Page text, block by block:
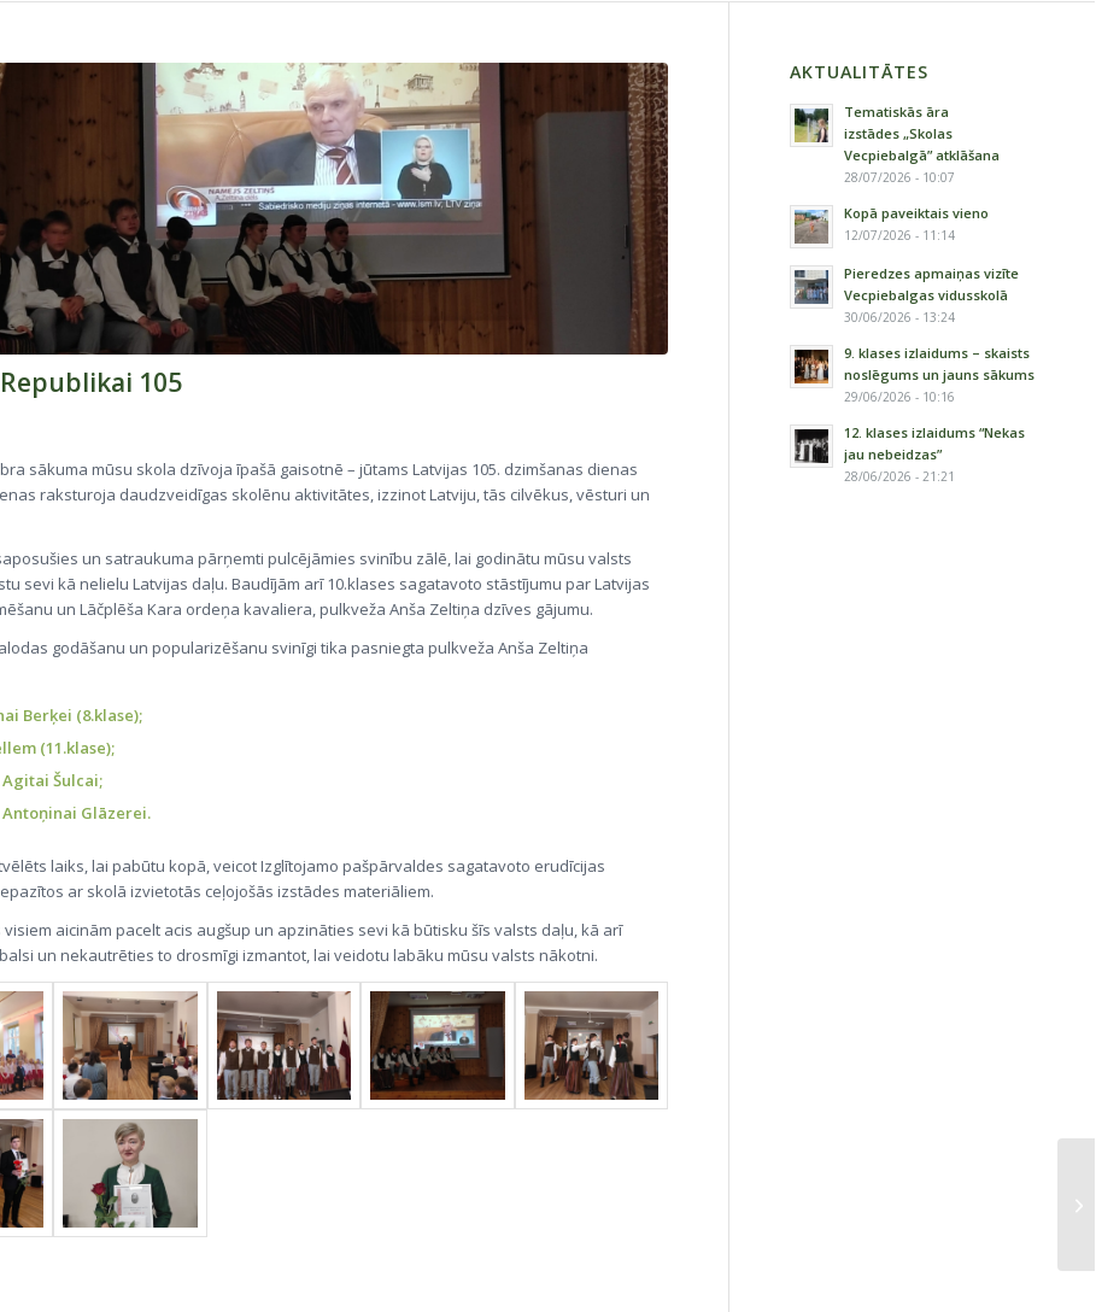
105
sākuma mūsu skola dzīvoja īpašā gaisotnē – jūtams Latvijas 105. dzimšanas dienas
raksturoja daudzveidīgas skolēnu aktivitātes, izzinot Latviju, tās cilvēkus, vēsturi un
un satraukuma pārņemti pulcējāmies svinību zālē, lai godinātu mūsu valsts
sevi kā nelielu Latvijas daļu. Baudījām arī 10.klases sagatavoto stāstījumu par Latvijas
un Lāčplēša Kara ordeņa kavaliera, pulkveža Anša Zeltiņa dzīves gājumu.
godāšanu un popularizēšanu svinīgi tika pasniegta pulkveža Anša Zeltiņa
Berķei (8.klase);
(11.klase);
Šulcai;
Glāzerei.
laiks, lai pabūtu kopā, veicot Izglītojamo pašpārvaldes sagatavoto erudīcijas
ar skolā izvietotās ceļojošās izstādes materiāliem.
aicinām pacelt acis augšup un apzināties sevi kā būtisku šīs valsts daļu, kā arī
un nekautrēties to drosmīgi izmantot, lai veidotu labāku mūsu valsts nākotni.
AKTUALITĀTES
Tematiskās āra
izstādes „Skolas
Vecpiebalgā” atklāšana
28/07/2026 - 10:07
Kopā paveiktais vieno
12/07/2026 - 11:14
Pieredzes apmaiņas vizīte
Vecpiebalgas vidusskolā
30/06/2026 - 13:24
9. klases izlaidums – skaists
noslēgums un jauns sākums
29/06/2026 - 10:16
12. klases izlaidums “Nekas
jau nebeidzas”
28/06/2026 - 21:21